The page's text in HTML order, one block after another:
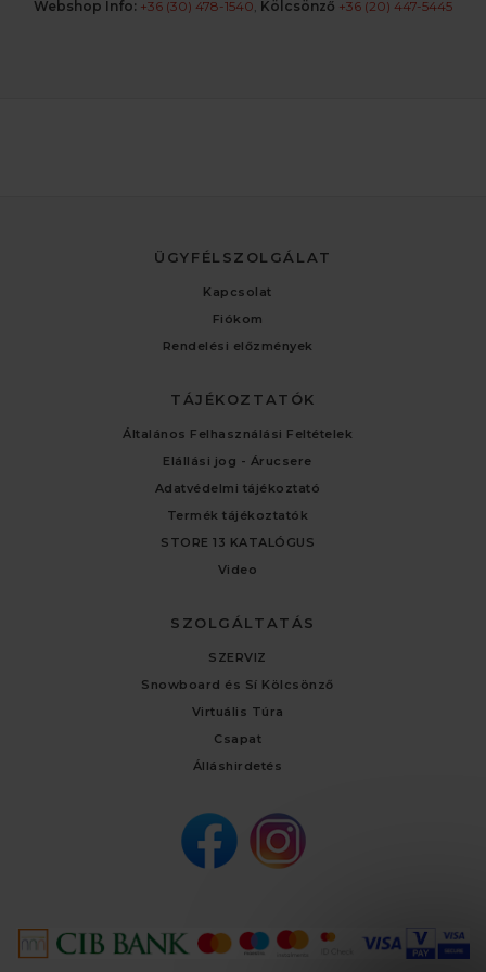
Webshop Info: +36 (30) 478-1540, Kölcsönző +36 (20) 447-5445
ÜGYFÉLSZOLGÁLAT
Kapcsolat
Fiókom
Rendelési előzmények
TÁJÉKOZTATÓK
Általános Felhasználási Feltételek
Elállási jog - Árucsere
Adatvédelmi tájékoztató
Termék tájékoztatók
STORE 13 KATALÓGUS
Video
SZOLGÁLTATÁS
SZERVIZ
Snowboard és Sí Kölcsönző
Virtuális Túra
Csapat
Álláshirdetés